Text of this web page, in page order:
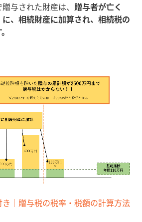
与された財産は、 贈与者が亡く
、相続財産に加算され、相続税の
｜贈与税の税率・税額の計算方法